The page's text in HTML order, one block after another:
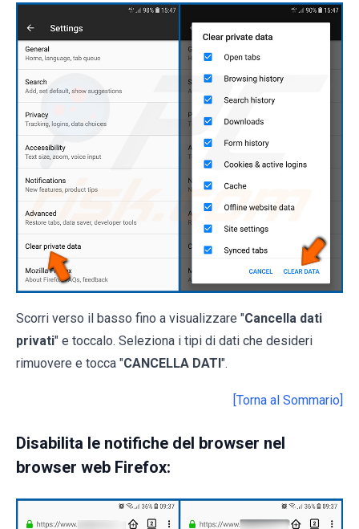
Scorri verso il basso fino a visualizzare "Cancella dati
privati" e toccalo. Seleziona i tipi di dati che desideri
rimuovere e tocca "CANCELLA DATI ".
[Torna al Sommario]
Disabilita le notifiche del browser nel
browser web Firefox: